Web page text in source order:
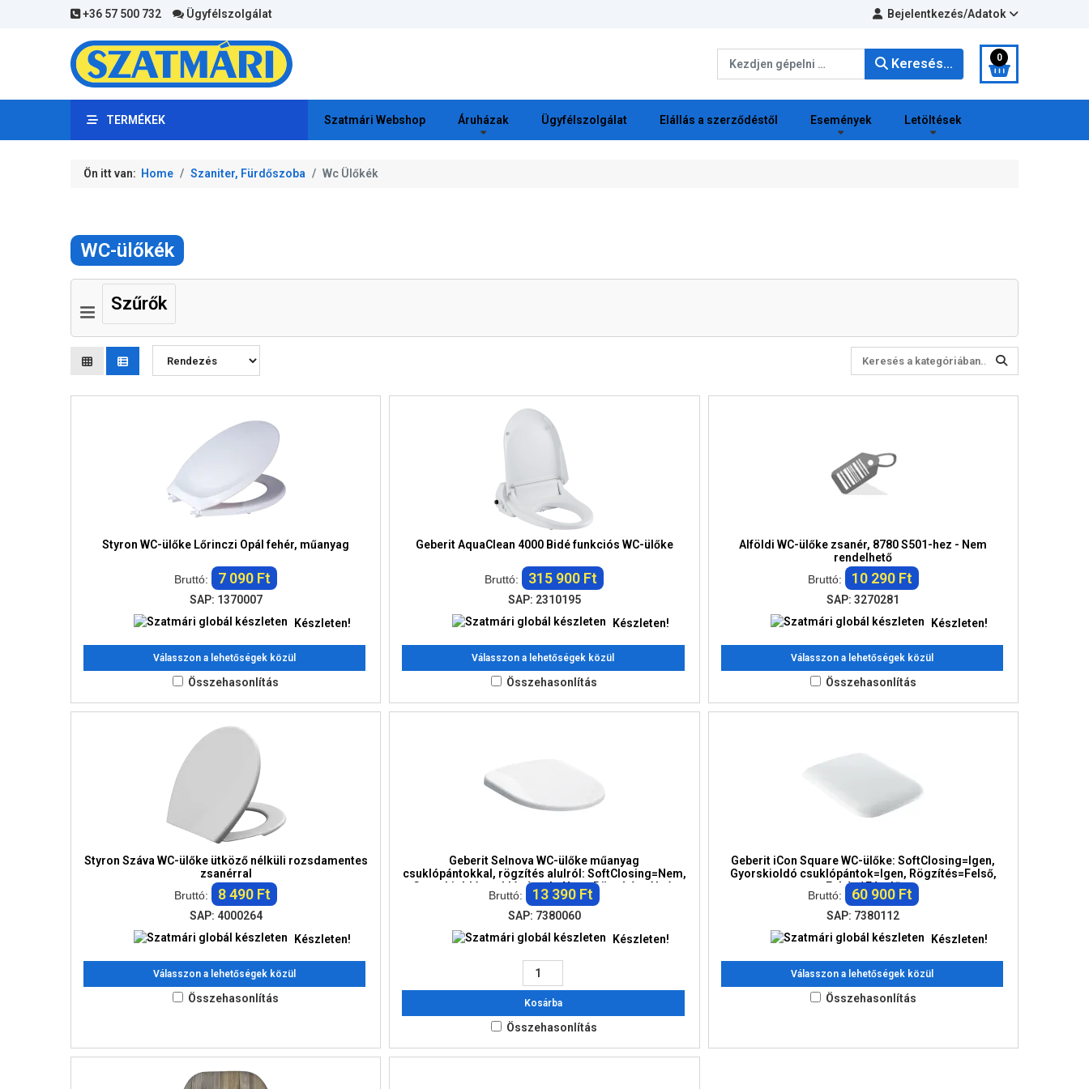
+36 57 500 732 Ügyfélszolgálat Bejelentkezés/Adatok
Keresés... 0
TERMÉKEK Szatmári Webshop Áruházak Ügyfélszolgálat Elállás a szerződéstől Események Letöltések
Ön itt van: Home Szaniter, Fürdőszoba Wc Ülőkék
WC-ülőkék
Szűrők
Styron WC-ülőke Lőrinczi Opál fehér, műanyag
Bruttó: 7 090 Ft
SAP: 1370007
Készleten!
Válasszon a lehetőségek közül
Összehasonlítás
Geberit AquaClean 4000 Bidé funkciós WC-ülőke
Bruttó: 315 900 Ft
SAP: 2310195
Készleten!
Válasszon a lehetőségek közül
Összehasonlítás
Alföldi WC-ülőke zsanér, 8780 S501-hez - Nem
rendelhető
Bruttó:
10 290 Ft
SAP: 3270281
Készleten!
Válasszon a lehetőségek közül
Összehasonlítás
Styron Száva WC-ülőke ütköző nélküli rozsdamentes
zsanérral
Bruttó:
8 490 Ft
SAP: 4000264
Készleten!
Válasszon a lehetőségek közül
Összehasonlítás
Geberit Selnova WC-ülőke műanyag
csuklópántokkal, rögzítés alulról: SoftClosing=Nem,
Gyorskioldó csuklópántok=Nem, Rögzítés=Alsó,
Fehér / Műanyag
Bruttó: 13 390 Ft
SAP: 7380060
Készleten!
Kosárba
Összehasonlítás
Geberit iCon Square WC-ülőke: SoftClosing=Igen,
Gyorskioldó csuklópántok=Igen, Rögzítés=Felső,
Fehér / Fénylő
Bruttó: 60 900 Ft
SAP: 7380112
Készleten!
Válasszon a lehetőségek közül
Összehasonlítás